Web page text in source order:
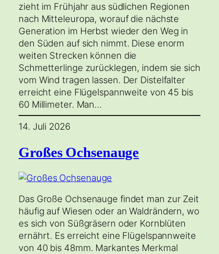
zieht im Frühjahr aus südlichen Regionen
nach Mitteleuropa, worauf die nächste
Generation im Herbst wieder den Weg in
den Süden auf sich nimmt. Diese enorm
weiten Strecken können die
Schmetterlinge zurücklegen, indem sie sich
vom Wind tragen lassen. Der Distelfalter
erreicht eine Flügelspannweite von 45 bis
60 Millimeter. Man…
14. Juli 2026
Großes Ochsenauge
Das Große Ochsenauge findet man zur Zeit
häufig auf Wiesen oder an Waldrändern, wo
es sich von Süßgräsern oder Kornblüten
ernährt. Es erreicht eine Flügelspannweite
von 40 bis 48mm. Markantes Merkmal